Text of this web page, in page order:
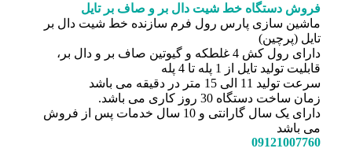
فروش دستگاه خط شیت دال بر و صاف بر تایل
ماشین سازی پارس رول فرم سازنده خط شیت دال بر
تایل (پرچین)
دارای رول کش 4 غلطکه و گیوتین صاف بر و دال بر،
قابلیت تولید تایل از 1 پله تا 4 پله
سرعت تولید 11 الی 15 متر در دقیقه می باشد
زمان ساخت دستگاه 30 روز کاری می باشد.
دارای یک سال گارانتی و 10 سال خدمات پس از فروش
می باشد
09121007760